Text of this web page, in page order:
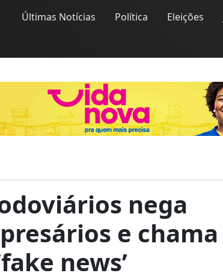
Últimas Notícias Política Eleições
nega
e chama
news’